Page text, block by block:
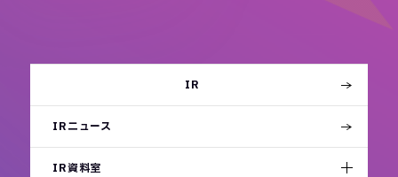
IR
IRニュース
IR資料室